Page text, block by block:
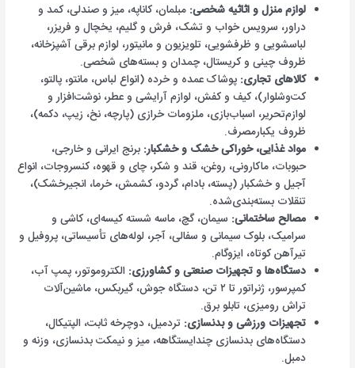
لوازم منزل و اثاثیه شخصی: مبلمان، کاناپه، میز و صندلی، کمد و
دراور، سرویس خواب و تشک، فرش و گلیم، یخچال و فریزر،
لباسشویی و ظرفشویی، تلویزیون و مانیتور، لوازم برقی آشپزخانه،
ظروف چینی و کریستال، چمدان و بسته‌های شخصی.
کالاهای تجاری: پوشاک عمده و خرده (انواع لباس، مانتو، پالتو،
کت‌وشلوار)، کیف و کفش، لوازم آرایشی و عطر، نوشت‌افزار و
لوازم‌تحریر، اسباب‌بازی، ملزومات خرازی (پارچه، نخ، زیپ، دکمه)،
ظروف یکبارمصرف.
مواد غذایی، خوراکی خشک و خشکبار: برنج ایرانی و خارجی،
حبوبات، ماکارونی، روغن، قند و شکر، چای و قهوه، کنسروجات، انواع
آجیل و خشکبار (پسته، بادام، گردو، کشمش، خرما، انجیرخشک)،
تنقلات بسته‌بندی‌شده.
مصالح ساختمانی: سیمان، گچ، ماسه شسته کیسه‌ای، کاشی و
سرامیک، بلوک سیمانی و سفالی، آجر، لوله‌های تأسیساتی، پروفیل و
تیرآهن کوتاه، ایزوگام.
دستگاه‌ها و تجهیزات صنعتی و کشاورزی: الکتروموتور، پمپ آب،
کمپرسور، ژنراتور تا ۲ تن، دستگاه جوش، گیربکس، ماشین‌آلات
تراش رومیزی، تابلو برق.
تجهیزات ورزشی و بدنسازی: تردمیل، دوچرخه ثابت، الپتیکال،
دستگاه‌های بدنسازی چندایستگاهه، میز و نیمکت بدنسازی، وزنه و
دمبل.